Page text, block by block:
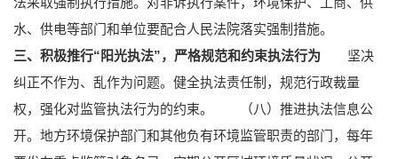
水、供电等部门和单位要配合人民法院落实强制措施。
三、积极推行“阳光执法”，严格规范和约束执法行为 坚决
纠正不作为、乱作为问题。健全执法责任制，规范行政裁量
权，强化对监管执法行为的约束。
（八）推进执法信息公
开。地方环境保护部门和其他负有环境监管职责的部门，每年